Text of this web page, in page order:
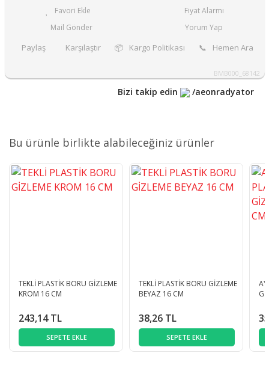
Fiyat Alarmı
Mail Gönder
Yorum Yap
Paylaş Karşılaştır 📦 Kargo Politikası 📞 Hemen Ara
BMB000_68142
Bizi takip edin /aeonradyator
Bu ürünle birlikte alabileceğiniz ürünler
TEKLİ PLASTİK BORU GİZLEME
KROM 16 CM
243,14 TL
SEPETE EKLE
TEKLİ PLASTİK BORU GİZLEME
BEYAZ 16 CM
38,26 TL
SEPETE EKLE